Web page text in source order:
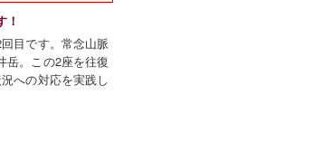
！
目です。常念山脈
岳。この2座を往復
への対応を実践し